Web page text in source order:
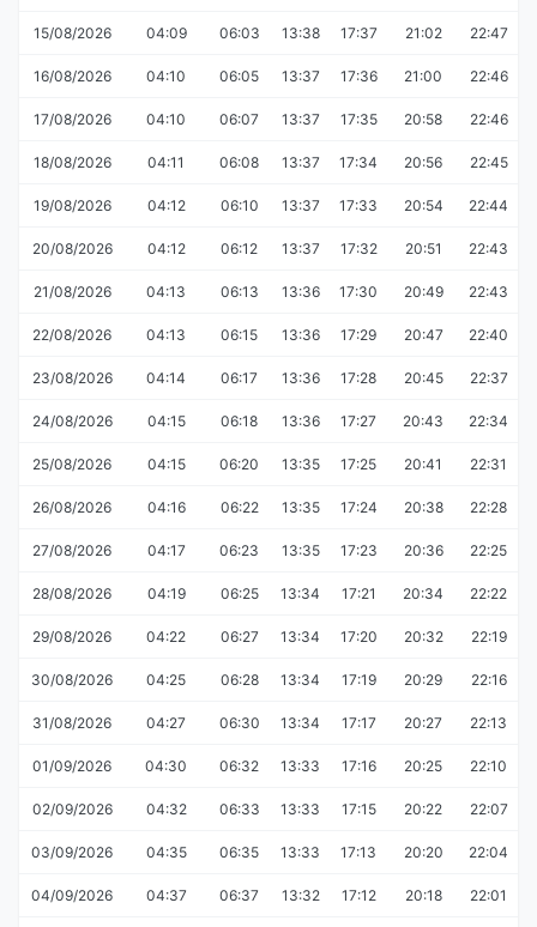
15/08/2026 04:09 06:03 13:38 17:37 21:02 22:47
16/08/2026 04:10 06:05 13:37 17:36 21:00 22:46
17/08/2026 04:10 06:07 13:37 17:35 20:58 22:46
18/08/2026 04:11 06:08 13:37 17:34 20:56 22:45
19/08/2026 04:12 06:10 13:37 17:33 20:54 22:44
20/08/2026 04:12 06:12 13:37 17:32 20:51 22:43
21/08/2026 04:13 06:13 13:36 17:30 20:49 22:43
22/08/2026 04:13 06:15 13:36 17:29 20:47 22:40
23/08/2026 04:14 06:17 13:36 17:28 20:45 22:37
24/08/2026 04:15 06:18 13:36 17:27 20:43 22:34
25/08/2026 04:15 06:20 13:35 17:25 20:41 22:31
26/08/2026 04:16 06:22 13:35 17:24 20:38 22:28
27/08/2026 04:17 06:23 13:35 17:23 20:36 22:25
28/08/2026 04:19 06:25 13:34 17:21 20:34 22:22
29/08/2026 04:22 06:27 13:34 17:20 20:32 22:19
30/08/2026 04:25 06:28 13:34 17:19 20:29 22:16
31/08/2026 04:27 06:30 13:34 17:17 20:27 22:13
01/09/2026 04:30 06:32 13:33 17:16 20:25 22:10
02/09/2026 04:32 06:33 13:33 17:15 20:22 22:07
03/09/2026 04:35 06:35 13:33 17:13 20:20 22:04
04/09/2026 04:37 06:37 13:32 17:12 20:18 22:01